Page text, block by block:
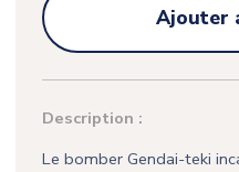
Ajouter
Description :
Le bomber Gendai-teki